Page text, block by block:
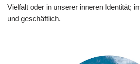
Vielfalt oder in unserer inneren Identität;
und geschäftlich.